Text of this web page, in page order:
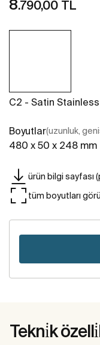
8.790,00 TL
C2 - Satin
Boyutlar(uzunluk,
480 x 50 x 248 mm
ürün bilgi sayfası
tüm boyutları
Tekni̇k